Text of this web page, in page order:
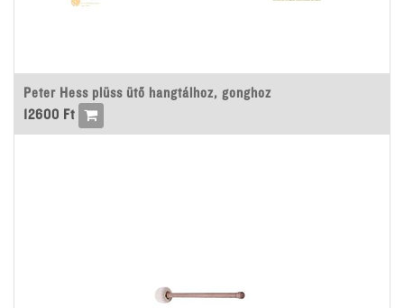
Peter Hess plüss ütő hangtálhoz, gonghoz
12600 Ft